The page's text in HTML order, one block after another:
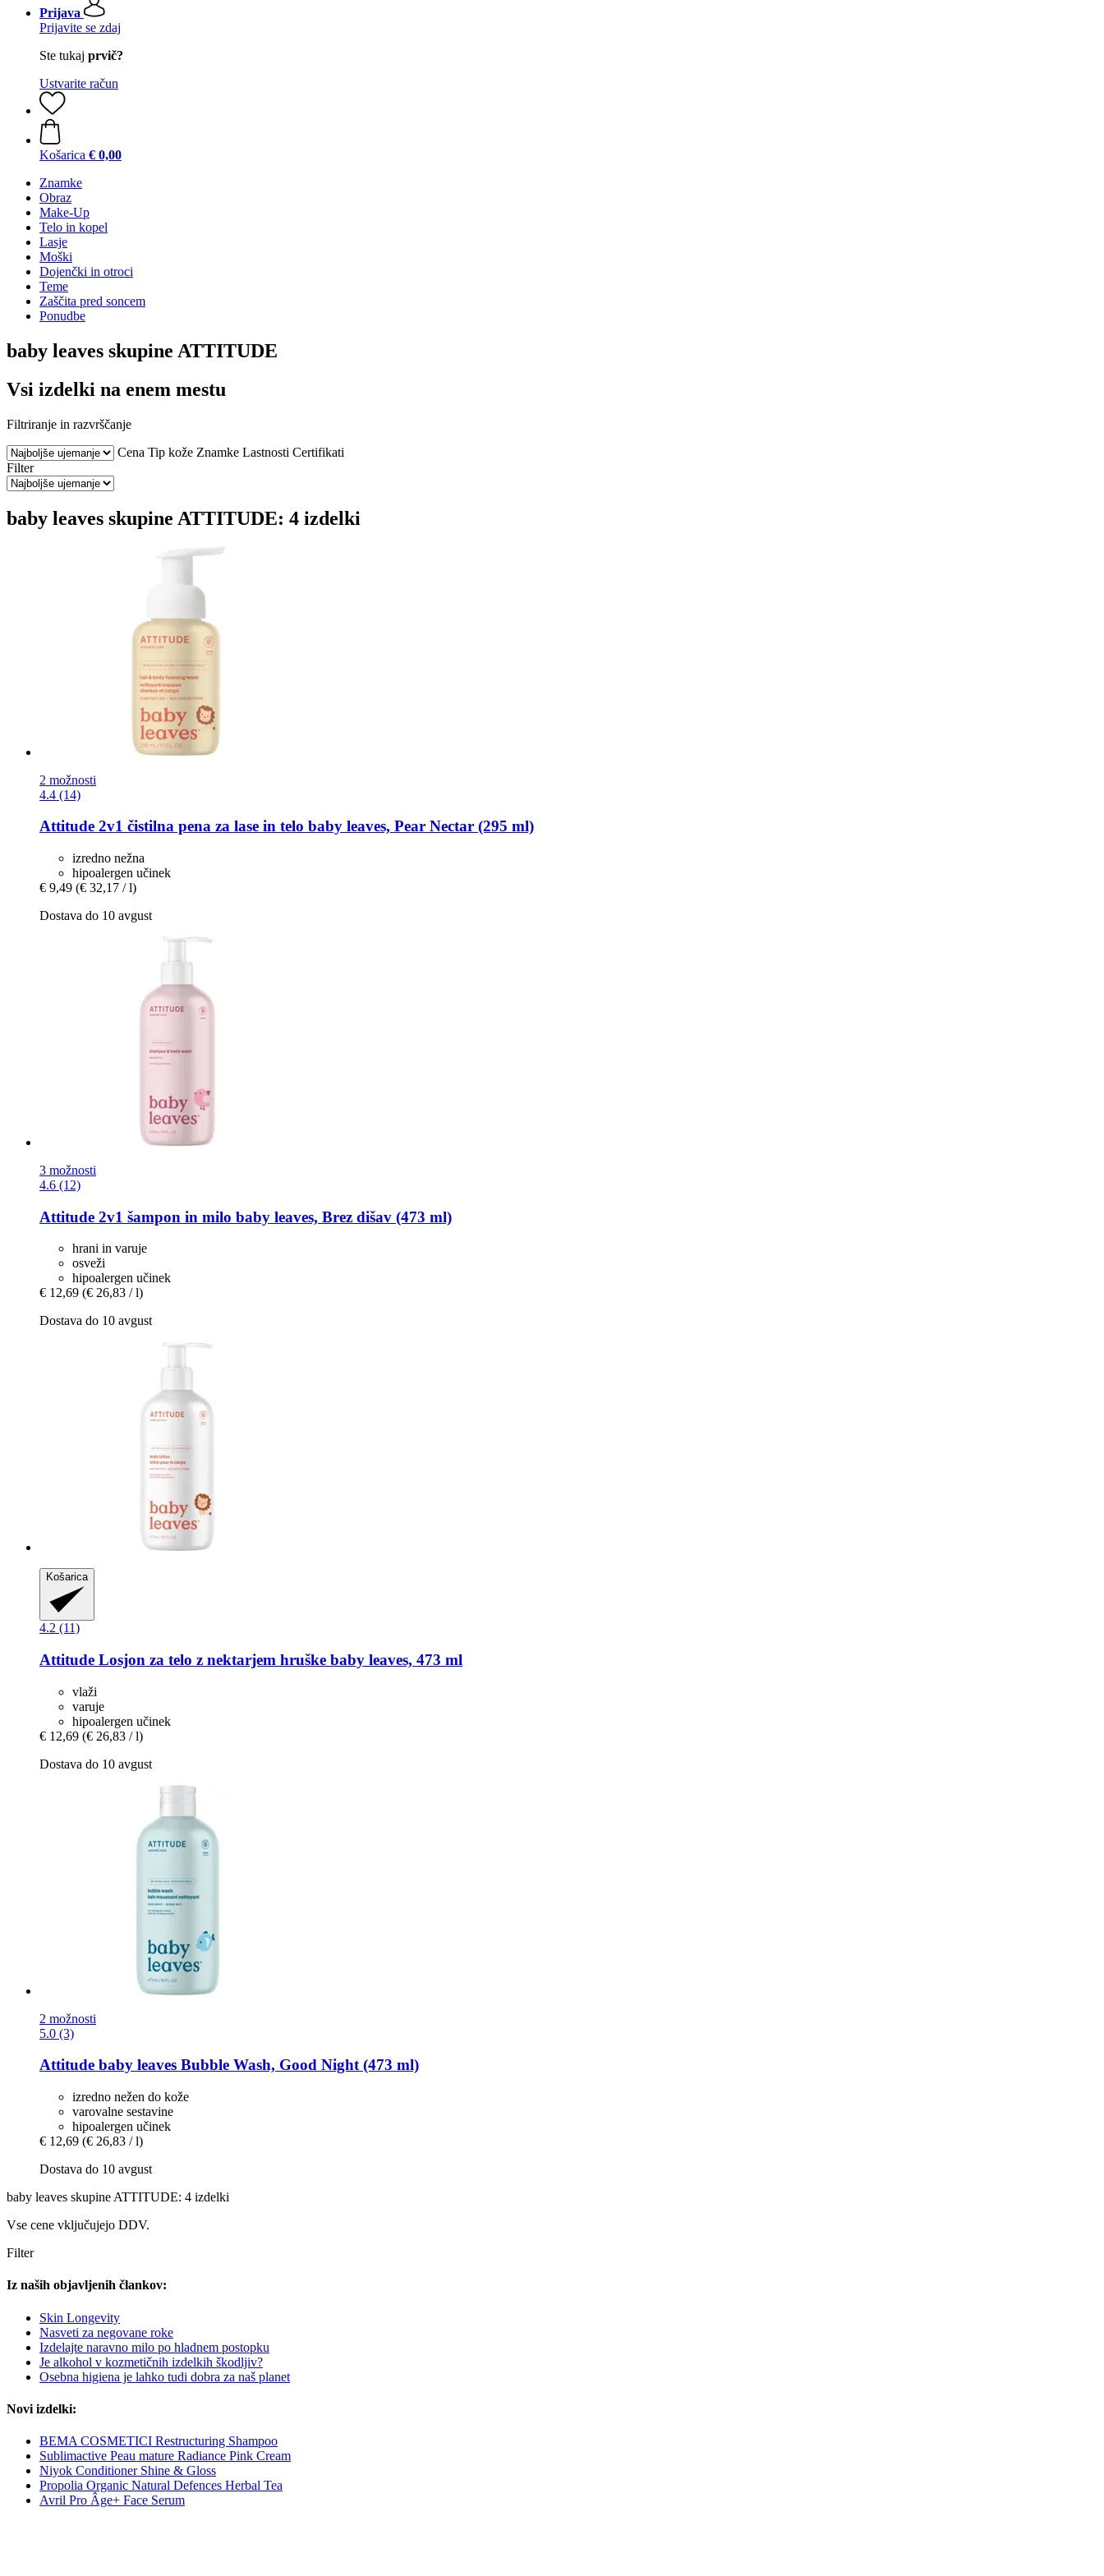
Prijava
Prijavite se zdaj
Ste tukaj prvič?
Ustvarite račun
Košarica € 0,00
Znamke
Obraz
Make-Up
Telo in kopel
Lasje
Moški
Dojenčki in otroci
Teme
Zaščita pred soncem
Ponudbe
baby leaves skupine ATTITUDE
Vsi izdelki na enem mestu
Filtriranje in razvrščanje
Cena Tip kože Znamke Lastnosti Certifikati
Filter
baby leaves skupine ATTITUDE: 4 izdelki
2 možnosti
4.4 (14)
Attitude 2v1 čistilna pena za lase in telo baby leaves, Pear Nectar (295 ml)
izredno nežna
hipoalergen učinek
€ 9,49 (€ 32,17 / l)
Dostava do 10 avgust
3 možnosti
4.6 (12)
Attitude 2v1 šampon in milo baby leaves, Brez dišav (473 ml)
hrani in varuje
osveži
hipoalergen učinek
€ 12,69 (€ 26,83 / l)
Dostava do 10 avgust
Košarica
4.2 (11)
Attitude Losjon za telo z nektarjem hruške baby leaves, 473 ml
vlaži
varuje
hipoalergen učinek
€ 12,69 (€ 26,83 / l)
Dostava do 10 avgust
2 možnosti
5.0 (3)
Attitude baby leaves Bubble Wash, Good Night (473 ml)
izredno nežen do kože
varovalne sestavine
hipoalergen učinek
€ 12,69 (€ 26,83 / l)
Dostava do 10 avgust
baby leaves skupine ATTITUDE: 4 izdelki
Vse cene vključujejo DDV.
Filter
Iz naših objavljenih člankov:
Skin Longevity
Nasveti za negovane roke
Izdelajte naravno milo po hladnem postopku
Je alkohol v kozmetičnih izdelkih škodljiv?
Osebna higiena je lahko tudi dobra za naš planet
Novi izdelki:
BEMA COSMETICI Restructuring Shampoo
Sublimactive Peau mature Radiance Pink Cream
Niyok Conditioner Shine & Gloss
Propolia Organic Natural Defences Herbal Tea
Avril Pro Âge+ Face Serum